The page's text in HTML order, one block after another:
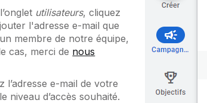
utilisateurs, cliquez
l'adresse e-mail que
membre de notre équipe,
cas, merci de nous
l’adresse e-mail de votre
niveau d’accès souhaité.